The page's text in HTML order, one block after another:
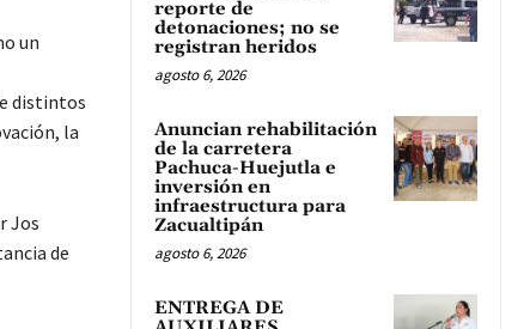
un
distintos
la
Jos
de
reporte de
detonaciones; no se
registran heridos
agosto 6, 2026
Anuncian rehabilitación
de la carretera
Pachuca-Huejutla e
inversión en
infraestructura para
Zacualtipán
agosto 6, 2026
ENTREGA DE